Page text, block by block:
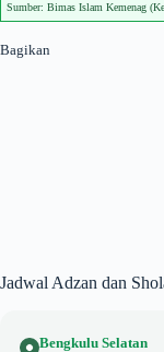
Sumber: Bimas Islam Kemenag
Bagikan
Jadwal Adzan dan
Bengkulu Selatan